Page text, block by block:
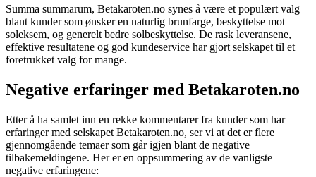
Summa summarum, Betakaroten.no synes å være et populært valg
blant kunder som ønsker en naturlig brunfarge, beskyttelse mot
soleksem, og generelt bedre solbeskyttelse. De rask leveransene,
effektive resultatene og god kundeservice har gjort selskapet til et
foretrukket valg for mange.
Negative erfaringer med Betakaroten.no
Etter å ha samlet inn en rekke kommentarer fra kunder som har
erfaringer med selskapet Betakaroten.no, ser vi at det er flere
gjennomgående temaer som går igjen blant de negative
tilbakemeldingene. Her er en oppsummering av de vanligste
negative erfaringene: